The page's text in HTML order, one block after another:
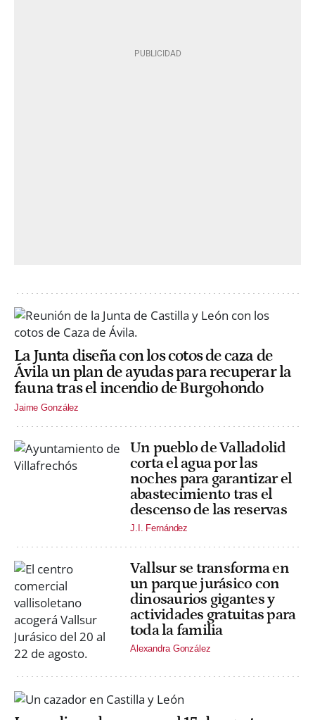
La Junta diseña con los cotos de caza de
Ávila un plan de ayudas para recuperar la
fauna tras el incendio de Burgohondo
Jaime González
Un pueblo de Valladolid
corta el agua por las
noches para garantizar el
abastecimiento tras el
descenso de las reservas
J.I. Fernández
Vallsur se transforma en
un parque jurásico con
dinosaurios gigantes y
actividades gratuitas para
toda la familia
Alexandra González